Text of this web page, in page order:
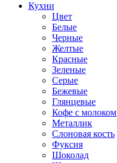
Кухни
Цвет
Белые
Черные
Желтые
Красные
Зеленые
Серые
Бежевые
Глянцевые
Кофе с молоком
Металлик
Слоновая кость
Фуксия
Шоколад